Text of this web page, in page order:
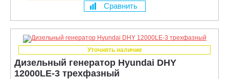
Сравнить
Уточнять наличие
Дизельный генератор Hyundai DHY
12000LE-3 трехфазный